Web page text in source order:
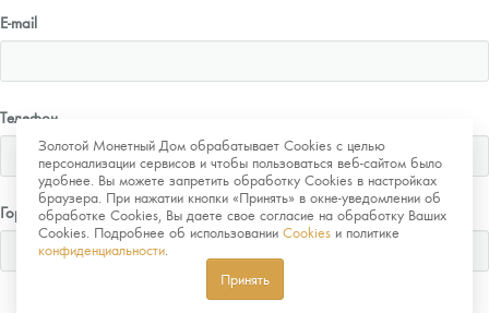
Золотой Монетный Дом обрабатывает Cookies с целью
персонализации сервисов и чтобы пользоваться веб-сайтом было
удобнее. Вы можете запретить обработку Cookies в настройках
браузера. При нажатии кнопки «Принять» в окне-уведомлении об
обработке Cookies, Вы даете свое согласие на обработку Ваших
Cookies. Подробнее об использовании Cookies и политике
конфиденциальности
Принять
E-mail
Телефон
Город